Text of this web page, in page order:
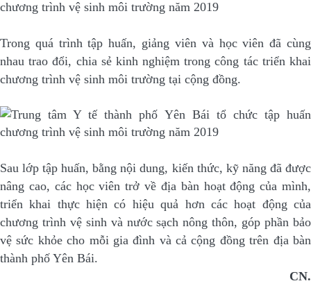
Trong quá trình tập huấn, giảng viên và học viên đã cùng
nhau trao đổi, chia sẻ kinh nghiệm trong công tác triển khai
chương trình vệ sinh môi trường tại cộng đồng.
Sau lớp tập huấn, bằng nội dung, kiến thức, kỹ năng đã được
nâng cao, các học viên trở về địa bàn hoạt động của mình,
triển khai thực hiện có hiệu quả hơn các hoạt động của
chương trình vệ sinh và nước sạch nông thôn, góp phần bảo
vệ sức khỏe cho mỗi gia đình và cả cộng đồng trên địa bàn
thành phố Yên Bái.
CN.